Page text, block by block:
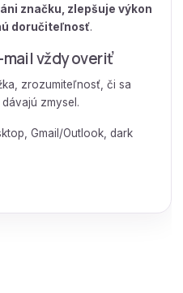
značku, zlepšuje výkon
doručiteľnosť.
vždy overiť
zrozumiteľnosť, či sa
zmysel.
Gmail/Outlook, dark